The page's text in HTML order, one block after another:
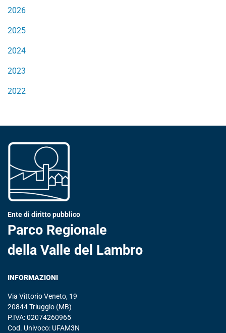
2026
2025
2024
2023
2022
Ente di diritto pubblico
Parco Regionale
della Valle del Lambro
INFORMAZIONI
Via Vittorio Veneto, 19
20844 Triuggio (MB)
P.IVA: 02074260965
Cod. Univoco: UFAM3N